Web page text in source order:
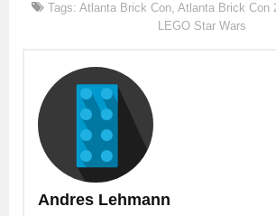
Tags: Atlanta Brick Con, Atlanta Brick Con
LEGO Star Wars
Andres Lehmann